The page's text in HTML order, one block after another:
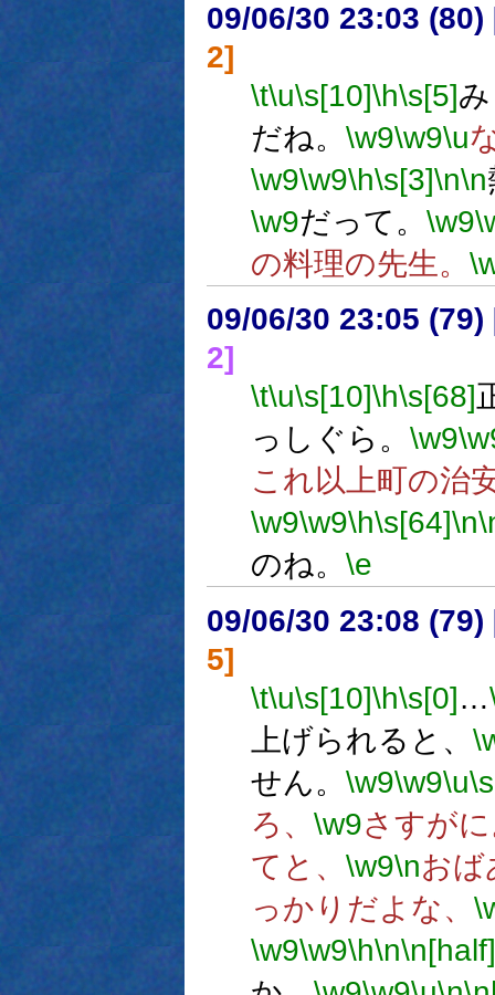
09/06/30 23:03 (80)
2]
\t\u\s[10]\h\s[5]
だね。 \w9\w9\u
\w9\w9\h\s[3]\n\n
\w9だって。 \w9
の料理の先生。
09/06/30 23:05 (79)
2]
\t\u\s[10]\h\s[68]
っしぐら。 \w9
これ以上町の治
\w9\w9\h\s[64]\n
のね。 \e
09/06/30 23:08 (79)
5]
\t\u\s[10]\h\s[0]…
上げられると、
せん。 \w9\w9\u
ろ、 \w9さすが
てと、 \w9\nおば
っかりだよな、
\w9\w9\h\n\n[half]